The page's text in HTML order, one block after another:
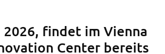
findet im Vienna
Center bereits